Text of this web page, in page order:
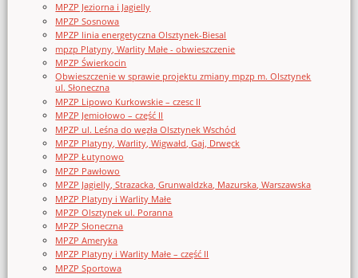
MPZP Jeziorna i Jagielly
MPZP Sosnowa
MPZP linia energetyczna Olsztynek-Biesal
mpzp Platyny, Warlity Małe - obwieszczenie
MPZP Świerkocin
Obwieszczenie w sprawie projektu zmiany mpzp m. Olsztynek
ul. Słoneczna
MPZP Lipowo Kurkowskie – czesc II
MPZP Jemiołowo – część II
MPZP ul. Leśna do węzła Olsztynek Wschód
MPZP Platyny, Warlity, Wigwałd, Gaj, Drwęck
MPZP Łutynowo
MPZP Pawłowo
MPZP Jagielly, Strazacka, Grunwaldzka, Mazurska, Warszawska
MPZP Platyny i Warlity Małe
MPZP Olsztynek ul. Poranna
MPZP Słoneczna
MPZP Ameryka
MPZP Platyny i Warlity Małe – część II
MPZP Sportowa